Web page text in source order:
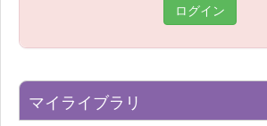
ログイン
マイライブラリ